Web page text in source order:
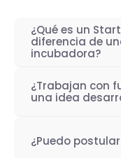
¿Qué es un
diferencia de
incubadora?
Un Startup
de construir
con
¿Trabajan con
una idea
Startup Studio
¿Puedo